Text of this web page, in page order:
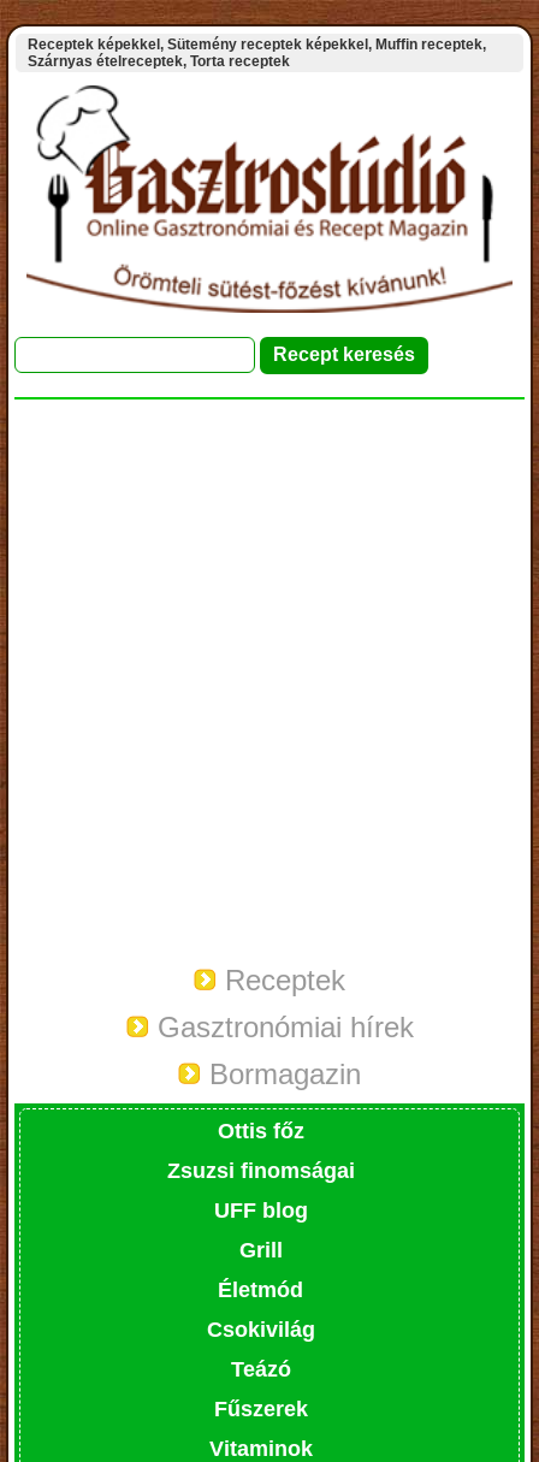
Receptek képekkel, Sütemény receptek képekkel, Muffin receptek,
Szárnyas ételreceptek, Torta receptek
Receptek
Gasztronómiai hírek
Bormagazin
Ottis főz
Zsuzsi finomságai
UFF blog
Grill
Életmód
Csokivilág
Teázó
Fűszerek
Vitaminok